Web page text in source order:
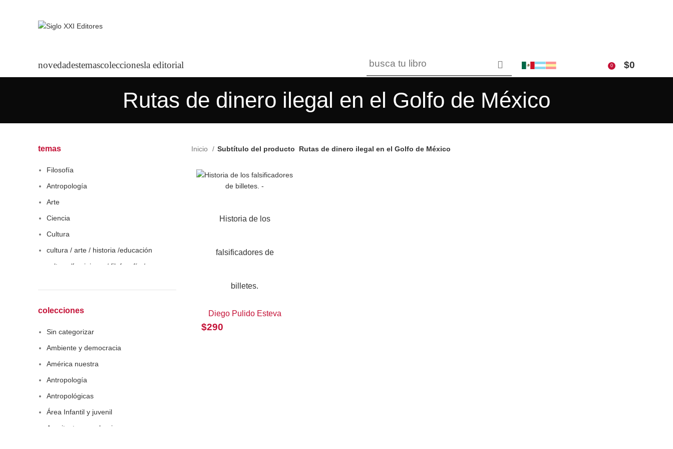
novedadestemascoleccionesla editorial 0 $0
Rutas de dinero ilegal en el Golfo de México
temas
Filosofía
Antropología
Arte
Ciencia
Cultura
cultura / arte / historia /educación
cultura /feminismo / filofosofía /
Economía
colecciones
Sin categorizar
Ambiente y democracia
América nuestra
Antropología
Antropológicas
Área Infantil y juvenil
Arquitectura y urbanismo
Inicio Subtítulo del producto Rutas de dinero ilegal en el Golfo de México
Historia de los
falsificadores de
billetes.
Diego Pulido Esteva
$290